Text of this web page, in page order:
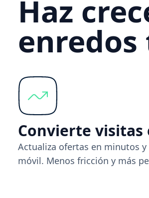
Haz
enredos
Convierte visitas
Actualiza ofertas en minutos
móvil. Menos fricción y más